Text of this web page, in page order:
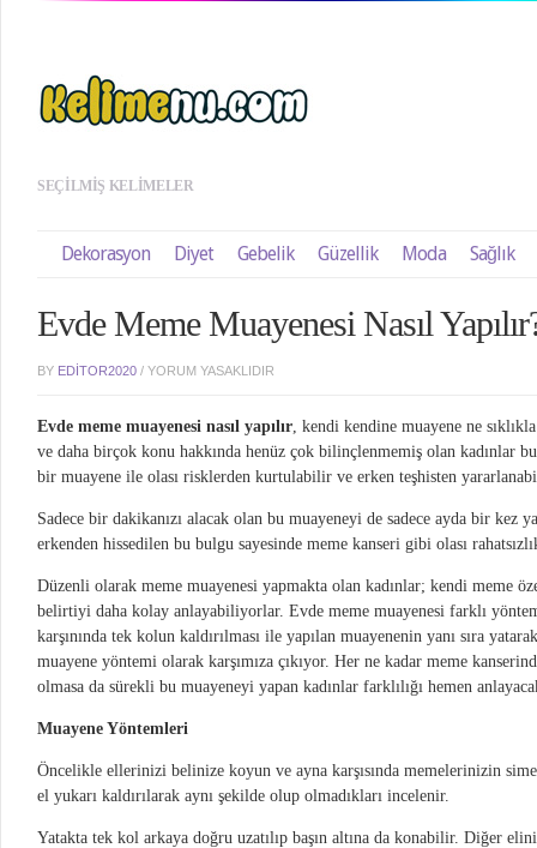
SEÇILMIŞ KELIMELER
Dekorasyon Diyet Gebelik Güzellik Moda Sağlık
Evde Meme Muayenesi Nasıl
BY EDITOR2020 / YORUM YASAKLIDIR
Evde meme muayenesi nasıl yapılır , kendi kendine muayene ne
ve daha birçok konu hakkında henüz çok bilinçlenmemiş olan kadınlar
bir muayene ile olası risklerden kurtulabilir ve erken teşhisten
Sadece bir dakikanızı alacak olan bu muayeneyi de sadece ayda bir kez
erkenden hissedilen bu bulgu sayesinde meme kanseri gibi olası
Düzenli olarak meme muayenesi yapmakta olan kadınlar; kendi meme
belirtiyi daha kolay anlayabiliyorlar. Evde meme muayenesi farklı
karşınında tek kolun kaldırılması ile yapılan muayenenin yanı sıra
muayene yöntemi olarak karşımıza çıkıyor. Her ne kadar meme
olmasa da sürekli bu muayeneyi yapan kadınlar farklılığı hemen
Muayene Yöntemleri
Öncelikle ellerinizi belinize koyun ve ayna karşısında memelerinizin
el yukarı kaldırılarak aynı şekilde olup olmadıkları incelenir.
Yatakta tek kol arkaya doğru uzatılıp başın altına da konabilir. Diğer